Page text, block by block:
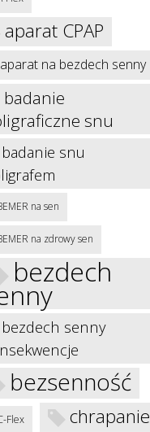
aparat CPAP
aparat na bezdech senny
badanie
snu
badanie snu
na sen
na zdrowy sen
bezdech
bezdech senny
bezsenność
Flex chrapanie